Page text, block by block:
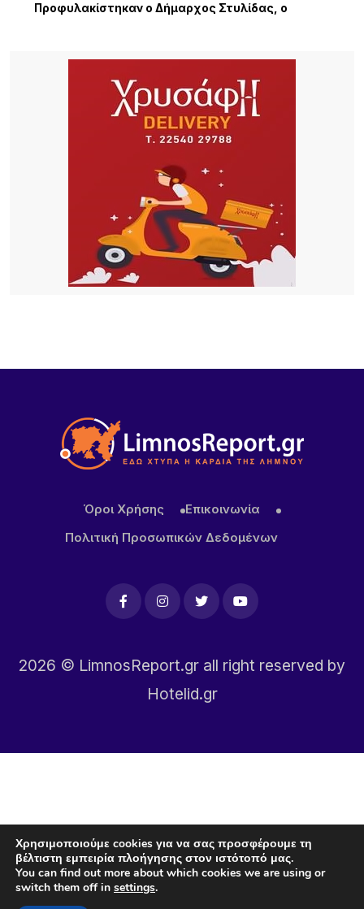
Προφυλακίστηκαν ο Δήμαρχος Στυλίδας, ο
13 ΏΡΕΣ ΠΡΙΝ
Μπίγαλης & Πωλίνα στη Λήμνο: Μια βραδιά γεμάτη
νοσταλγία, επιτυχίες και καλοκαιρινή διάθεση στο
Η Νατάσσα Μποφίλιου μάγεψε τη Λήμνο – Μια
αξέχαστη μουσική βραδιά στο Κοντοπούλι
19 ΏΡΕΣ ΠΡΙΝ
Iράν: Η συμφωνία με το Ομάν δεν σημαίνει πλήρες
Κατσαφάδος για αποζημιώσεις πυρόπληκτων:
έξοδα κατεδάφισης
Όροι Χρήσης
Επικοινωνία
Πολιτική Προσωπικών Δεδομένων
2026 © LimnosReport.gr all right reserved by
Hotelid.gr
Χρησιμοποιούμε cookies για να σας προσφέρουμε τη
βέλτιστη εμπειρία πλοήγησης στον ιστότοπό μας.
You can find out more about which cookies we are using or
switch them off in settings.